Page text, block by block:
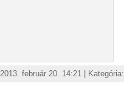
2013. február 20. 14:21 | Kategória: